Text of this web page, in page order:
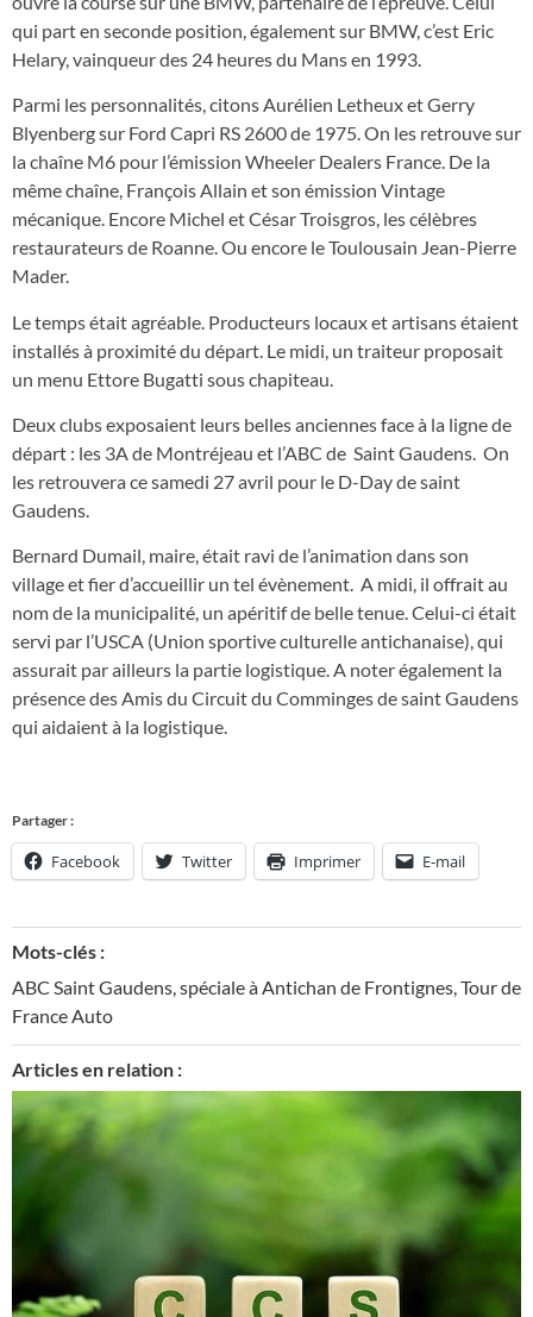
qui part en seconde position, également sur BMW, c’est Eric
Helary, vainqueur des 24 heures du Mans en 1993.
Parmi les personnalités, citons Aurélien Letheux et Gerry
Blyenberg sur Ford Capri RS 2600 de 1975. On les retrouve sur
la chaîne M6 pour l’émission Wheeler Dealers France. De la
même chaîne, François Allain et son émission Vintage
mécanique. Encore Michel et César Troisgros, les célèbres
restaurateurs de Roanne. Ou encore le Toulousain Jean-Pierre
Mader.
Le temps était agréable. Producteurs locaux et artisans étaient
installés à proximité du départ. Le midi, un traiteur proposait
un menu Ettore Bugatti sous chapiteau.
Deux clubs exposaient leurs belles anciennes face à la ligne de
départ : les 3A de Montréjeau et l’ABC de Saint Gaudens. On
les retrouvera ce samedi 27 avril pour le D-Day de saint
Gaudens.
Bernard Dumail, maire, était ravi de l’animation dans son
village et fier d’accueillir un tel évènement. A midi, il offrait au
nom de la municipalité, un apéritif de belle tenue. Celui-ci était
servi par l’USCA (Union sportive culturelle antichanaise), qui
assurait par ailleurs la partie logistique. A noter également la
présence des Amis du Circuit du Comminges de saint Gaudens
qui aidaient à la logistique.
Partager :
Facebook Twitter Imprimer E-mail
Mots-clés :
ABC Saint Gaudens,spéciale à Antichan de Frontignes,Tour de
France Auto
Articles en relation :